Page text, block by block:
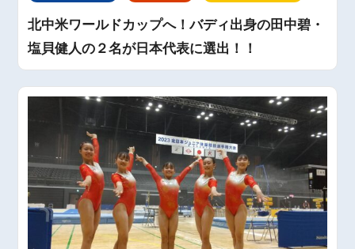
北中米ワールドカップへ！バディ出身の田中碧・
塩貝健人の２名が日本代表に選出！！